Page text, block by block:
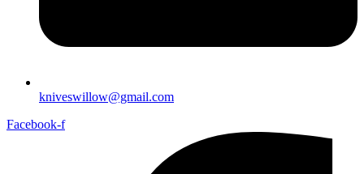
kniveswillow@gmail.com
Facebook-f